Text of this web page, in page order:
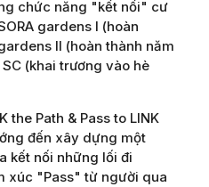
chức năng "kết nối" cư
gardens I (hoàn
II (hoàn thành năm
(khai trương vào hè
the Path & Pass to LINK
đến xây dựng một
kết nối những lối đi
xúc "Pass" từ người qua